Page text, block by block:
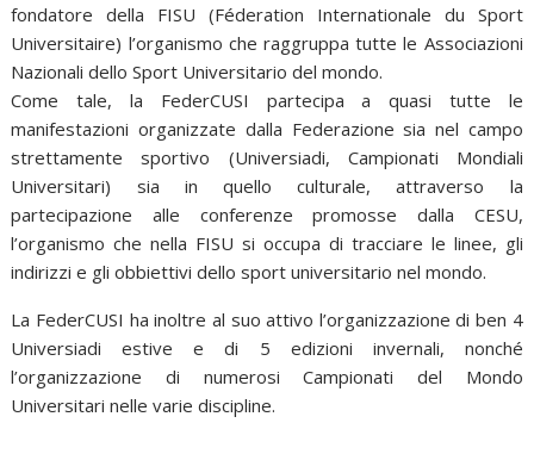
fondatore della FISU (Féderation Internationale du Sport
Universitaire) l’organismo che raggruppa tutte le Associazioni
Nazionali dello Sport Universitario del mondo.
Come tale, la FederCUSI partecipa a quasi tutte le
manifestazioni organizzate dalla Federazione sia nel campo
strettamente sportivo (Universiadi, Campionati Mondiali
Universitari) sia in quello culturale, attraverso la
partecipazione alle conferenze promosse dalla CESU,
l’organismo che nella FISU si occupa di tracciare le linee, gli
indirizzi e gli obbiettivi dello sport universitario nel mondo.
La FederCUSI ha inoltre al suo attivo l’organizzazione di ben 4
Universiadi estive e di 5 edizioni invernali, nonché
l’organizzazione di numerosi Campionati del Mondo
Universitari nelle varie discipline.